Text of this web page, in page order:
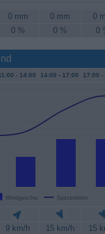
0 mm 0 mm
0
0 % 0 % 0
- 14:00 14:00 - 17:00 17:00 -
Windgeschw. Spitzenböen
9 km/h 15 km/h
15